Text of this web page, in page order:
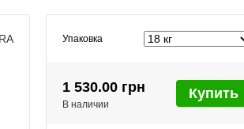
Упаковка
1 530.00 грн
В наличии
Купить